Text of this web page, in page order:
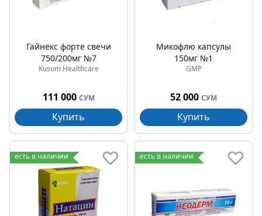
Гайнекс форте свечи
750/200мг №7
Kusum Healthcare
111 000 СУМ
Купить
Микофлю капсулы
150мг №1
GMP
52 000 СУМ
Купить
есть в наличии есть в наличии